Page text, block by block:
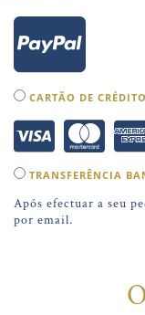
CARTÃO DE CRÉDITO
TRANSFERÊNCIA
Após efectuar a seu
por email.